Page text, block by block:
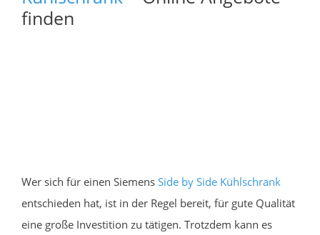
finden
Wer sich für einen Siemens Side by Side Kühlschrank
entschieden hat, ist in der Regel bereit, für gute Qualität
eine große Investition zu tätigen. Trotzdem kann es